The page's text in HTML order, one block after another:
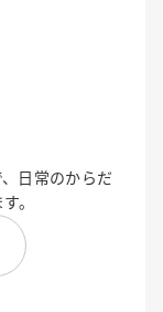
日常のからだ
。